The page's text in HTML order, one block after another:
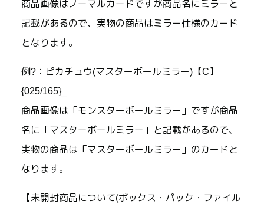
商品画像はノーマルカードですが商品名にミラーと
記載があるので、実物の商品はミラー仕様のカード
となります。
例?：ピカチュウ(マスターボールミラー)【C】
{025/165}_
商品画像は「モンスターボールミラー」ですが商品
名に「マスターボールミラー」と記載があるので、
実物の商品は「マスターボールミラー」のカードと
なります。
【未開封商品について(ボックス・パック・ファイル